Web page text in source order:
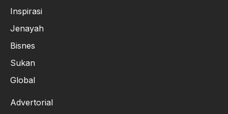
Inspirasi
Jenayah
Bisnes
Sukan
Global
Advertorial